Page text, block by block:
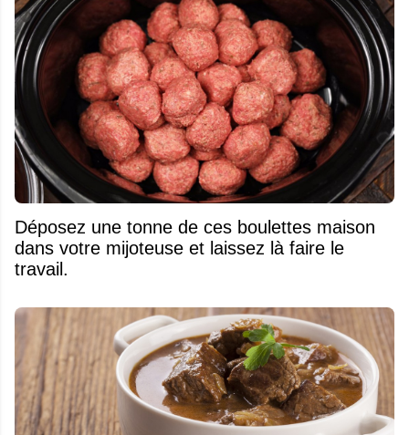
Déposez une tonne de ces boulettes maison
dans votre mijoteuse et laissez là faire le
travail.